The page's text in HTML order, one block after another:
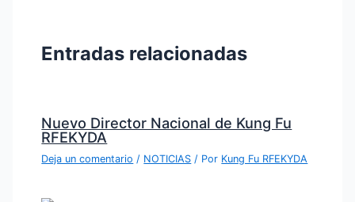
Entradas relacionadas
Nuevo Director Nacional de Kung Fu
RFEKYDA
Deja un comentario / NOTICIAS / Por Kung Fu RFEKYDA